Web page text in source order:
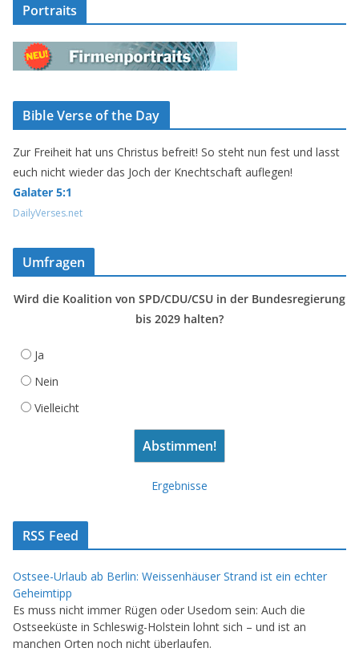
Portraits
Bible Verse of the Day
Zur Freiheit hat uns Christus befreit! So steht nun fest und lasst
euch nicht wieder das Joch der Knechtschaft auflegen!
Galater 5:1
DailyVerses.net
Umfragen
Wird die Koalition von SPD/CDU/CSU in der Bundesregierung
bis 2029 halten?
Ja
Nein
Vielleicht
Ergebnisse
RSS Feed
Ostsee-Urlaub ab Berlin: Weissenhäuser Strand ist ein echter
Geheimtipp
Es muss nicht immer Rügen oder Usedom sein: Auch die
Ostseeküste in Schleswig-Holstein lohnt sich – und ist an
manchen Orten noch nicht überlaufen.